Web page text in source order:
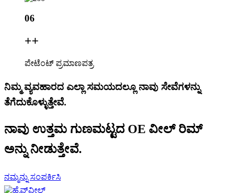
06
++
ಪೇಟೆಂಟ್ ಪ್ರಮಾಣಪತ್ರ
ನಿಮ್ಮ ವ್ಯವಹಾರದ ಎಲ್ಲಾ ಸಮಯದಲ್ಲೂ ನಾವು ಸೇವೆಗಳನ್ನು
ತೆಗೆದುಕೊಳ್ಳುತ್ತೇವೆ.
ನಾವು ಉತ್ತಮ ಗುಣಮಟ್ಟದ OE ವೀಲ್ ರಿಮ್
ಅನ್ನು ನೀಡುತ್ತೇವೆ.
ನಮ್ಮನ್ನು ಸಂಪರ್ಕಿಸಿ